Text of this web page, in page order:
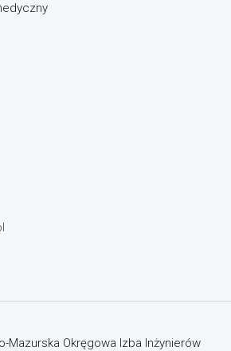
Mazurska Okręgowa Izba Inżynierów